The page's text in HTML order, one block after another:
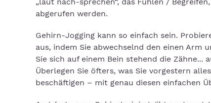
abgerufen werden.
Gehirn-Jogging kann so einfach sein.
aus, indem Sie abwechselnd den einen Arm
Sie sich auf einem Bein stehend die
Überlegen Sie öfters, was Sie vorgestern
beschäftigen – mit genau diesen einfachen